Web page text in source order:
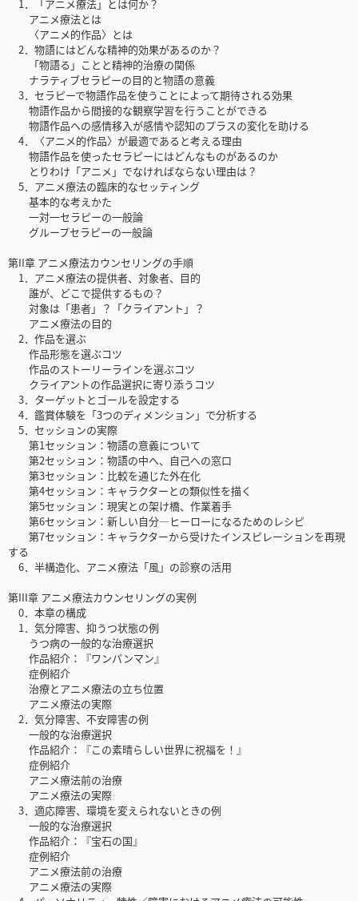
1．「アニメ療法」とは何か？
アニメ療法とは
〈アニメ的作品〉とは
2．物語にはどんな精神的効果があるのか？
「物語る」ことと精神的治療の関係
ナラティブセラピーの目的と物語の意義
3．セラピーで物語作品を使うことによって期待される効果
物語作品から間接的な観察学習を行うことができる
物語作品への感情移入が感情や認知のプラスの変化を助ける
4．〈アニメ的作品〉が最適であると考える理由
物語作品を使ったセラピーにはどんなものがあるのか
とりわけ「アニメ」でなければならない理由は？
5．アニメ療法の臨床的なセッティング
基本的な考えかた
一対一セラピーの一般論
グループセラピーの一般論
第II章 アニメ療法カウンセリングの手順
1．アニメ療法の提供者、対象者、目的
誰が、どこで提供するもの？
対象は「患者」？「クライアント」？
アニメ療法の目的
2．作品を選ぶ
作品形態を選ぶコツ
作品のストーリーラインを選ぶコツ
クライアントの作品選択に寄り添うコツ
3．ターゲットとゴールを設定する
4．鑑賞体験を「3つのディメンション」で分析する
5．セッションの実際
第1セッション：物語の意義について
第2セッション：物語の中へ、自己への窓口
第3セッション：比較を通じた外在化
第4セッション：キャラクターとの類似性を描く
第5セッション：現実との架け橋、作業着手
第6セッション：新しい自分―ヒーローになるためのレシピ
第7セッション：キャラクターから受けたインスピレーションを再現
する
6．半構造化、アニメ療法「風」の診察の活用
第III章 アニメ療法カウンセリングの実例
0．本章の構成
1．気分障害、抑うつ状態の例
うつ病の一般的な治療選択
作品紹介：『ワンパンマン』
症例紹介
治療とアニメ療法の立ち位置
アニメ療法の実際
2．気分障害、不安障害の例
一般的な治療選択
作品紹介：『この素晴らしい世界に祝福を！』
症例紹介
アニメ療法前の治療
アニメ療法の実際
3．適応障害、環境を変えられないときの例
一般的な治療選択
作品紹介：『宝石の国』
症例紹介
アニメ療法前の治療
アニメ療法の実際